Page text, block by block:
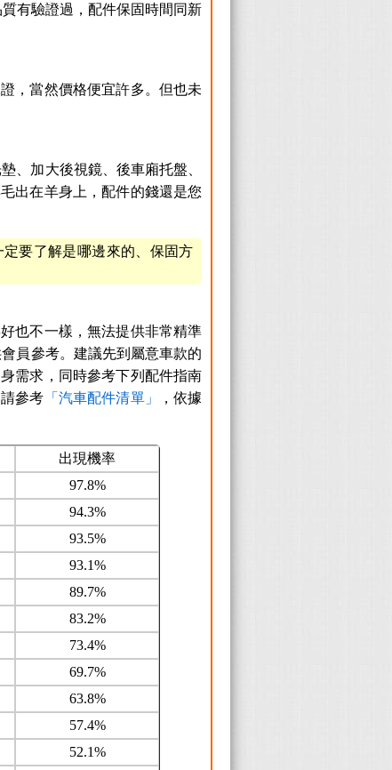
有驗證過，配件保固時間同新
，當然價格便宜許多。但也未
、加大後視鏡、後車廂托盤、
出在羊身上，配件的錢還是您
定要了解是哪邊來的、保固方
也不一樣，無法提供非常精準
員參考。建議先到屬意車款的
需求，同時參考下列配件指南
參考 「汽車配件清單」
，依據
出現機率
97.8%
94.3%
93.5%
93.1%
89.7%
83.2%
73.4%
69.7%
63.8%
57.4%
52.1%